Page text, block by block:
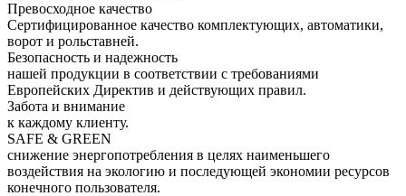
Превосходное качество
Сертифицированное качество комплектующих, автоматики,
ворот и рольставней.
Безопасность и надежность
нашей продукции в соответствии с требованиями
Европейских Директив и действующих правил.
Забота и внимание
к каждому клиенту.
SAFE & GREEN
снижение энергопотребления в целях наименьшего
воздействия на экологию и последующей экономии ресурсов
конечного пользователя.